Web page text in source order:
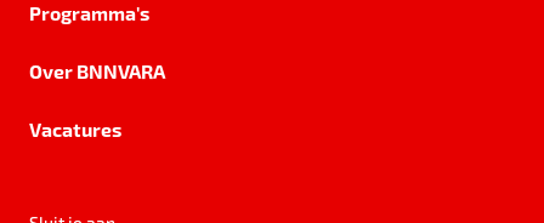
Programma's
Over BNNVARA
Vacatures